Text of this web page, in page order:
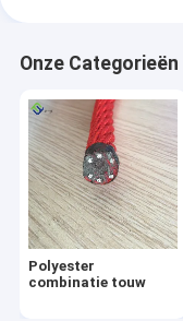
speeltuin
De brug van de
De Schakelaar
Speelplaats
Onze Categorieën
Polyester
combinatie touw